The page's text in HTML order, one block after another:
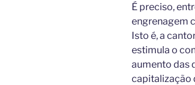
É preciso,
engrenagem
Isto é, a
estimula o
aumento das
capitalização